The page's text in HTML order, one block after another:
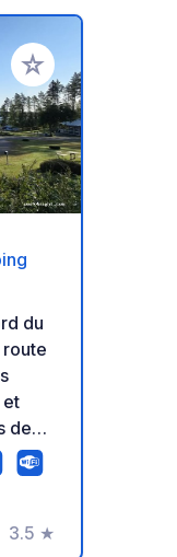
Ajouter à vos
du
route
et
de
3.5
Note
★